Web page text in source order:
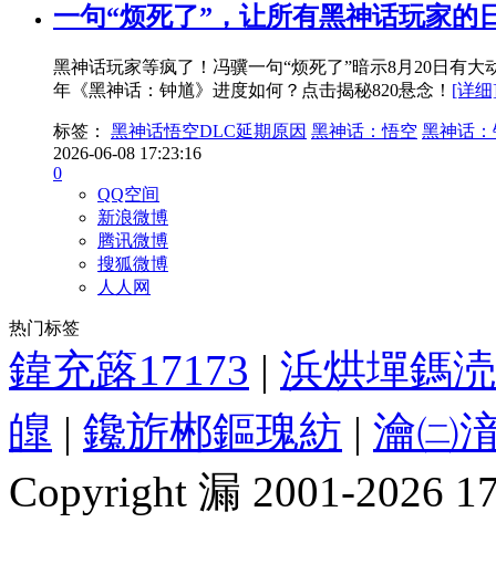
一句“烦死了”，让所有黑神话玩家的
黑神话玩家等疯了！冯骥一句“烦死了”暗示8月20日有
年《黑神话：钟馗》进度如何？点击揭秘820悬念！ [详
标签： 黑神话悟空DLC延期原因 黑神话：悟空 黑神话
2026-06-08 17:23:16
0
QQ空间
新浪微博
腾讯微博
搜狐微博
人人网
热门标签
鍏充簬17173 | 浜烘墠鎷
皥 | 鑱旂郴鏂瑰紡 | 瀹㈡
Copyright 漏 2001-2026